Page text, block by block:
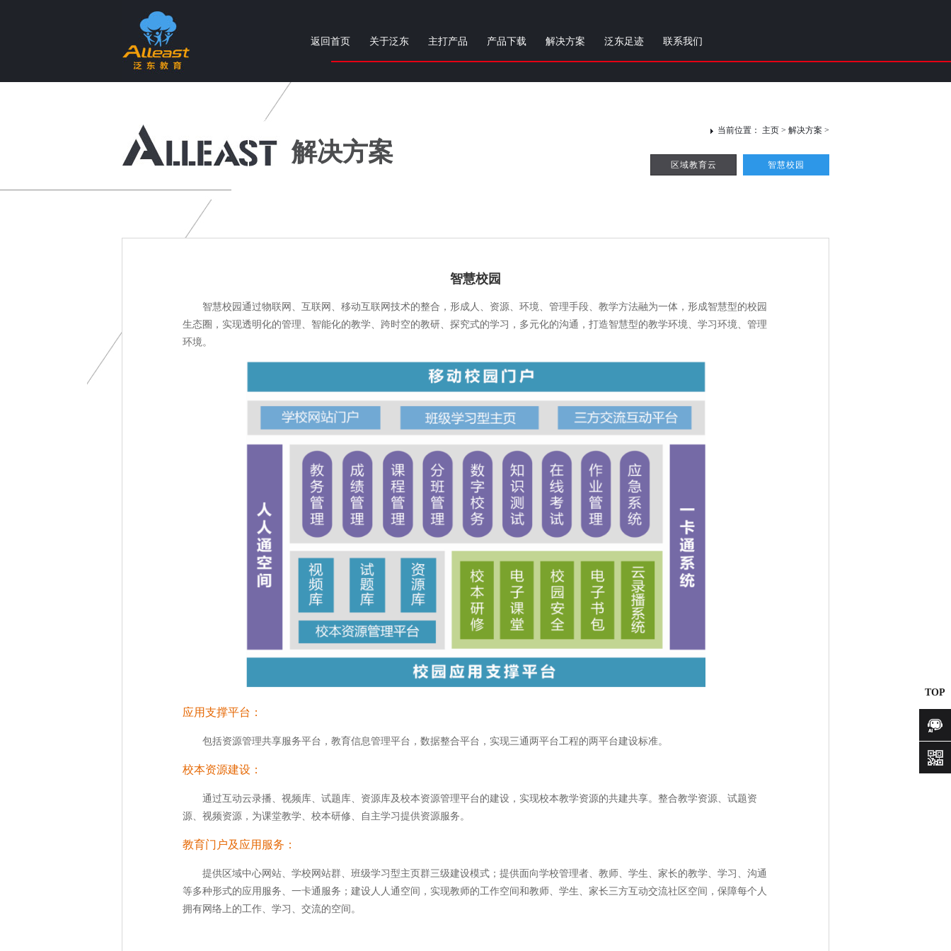
个性化智慧教育产品与服务提供商
返回首页 关于泛东 主打产品 产品下载 解决方案 泛东足迹 联系我们
解决方案
当前位置： 主页 > 解决方案 >
区域教育云 智慧校园
智慧校园
智慧校园通过物联网、互联网、移动互联网技术的整合，形成人、资源、环境、管理手段、教学方法融为一体，形成智慧型的校园
生态圈，实现透明化的管理、智能化的教学、跨时空的教研、探究式的学习，多元化的沟通，打造智慧型的教学环境、学习环境、管理
环境。
应用支撑平台：
包括资源管理共享服务平台，教育信息管理平台，数据整合平台，实现三通两平台工程的两平台建设标准。
校本资源建设：
通过互动云录播、视频库、试题库、资源库及校本资源管理平台的建设，实现校本教学资源的共建共享。整合教学资源、试题资
源、视频资源，为课堂教学、校本研修、自主学习提供资源服务。
教育门户及应用服务：
提供区域中心网站、学校网站群、班级学习型主页群三级建设模式；提供面向学校管理者、教师、学生、家长的教学、学习、沟通
等多种形式的应用服务、一卡通服务；建设人人通空间，实现教师的工作空间和教师、学生、家长三方互动交流社区空间，保障每个人
拥有网络上的工作、学习、交流的空间。
TOP
咨询